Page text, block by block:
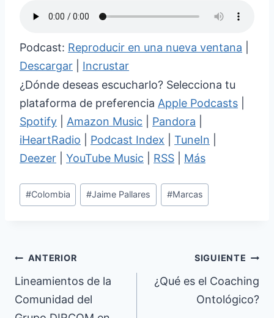
Podcast: Reproducir en una nueva ventana
Descargar
Incrustar
¿Dónde deseas escucharlo? Selecciona tu
plataforma de preferencia Apple Podcasts
Spotify
Amazon Music Pandora
iHeartRadio
Podcast Index TuneIn
Deezer
YouTube Music RSS Más
Etiquetas
de
#Colombia #Jaime Pallares #Marcas
Navegación
de
entradas
ANTERIOR
Lineamientos de la
Comunidad del
SIGUIENTE
¿Qué es el Coaching
Ontológico?